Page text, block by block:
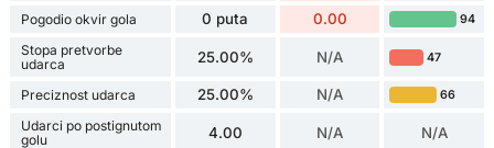
Pogodio okvir gola 0 puta 0.00 94
Stopa pretvorbe
udarca
25.00% N/A 47
Preciznost udarca 25.00% N/A 66
Udarci po postignutom
golu
4.00 N/A N/A